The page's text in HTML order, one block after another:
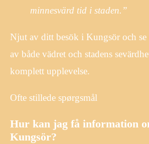
minnesvärd tid i staden.”
Njut av ditt besök i Kungsör och
av både vädret och stadens
komplett upplevelse.
Ofte stillede spørgsmål
Hur kan jag få information
Kungsör?